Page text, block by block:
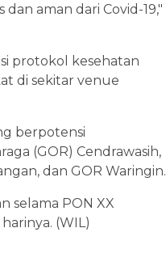
aman dari Covid-19,"
protokol kesehatan
di sekitar venue
berpotensi
(GOR) Cendrawasih,
dan GOR Waringin.
selama PON XX
(WIL)